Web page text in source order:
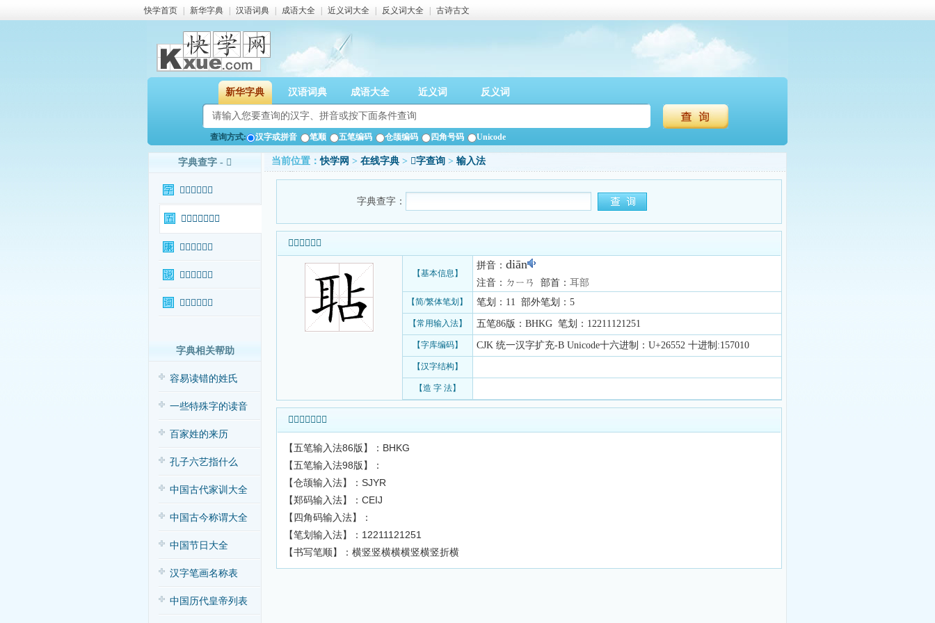
快学首页 新华字典 汉语词典 成语大全 近义词大全 反义词大全 古诗古文
新华字典 汉语词典 成语大全 近义词 反义词
查询方式: 汉字或拼音 笔顺 五笔编码 仓颉编码 四角号码 Unicode
字典查字 - 𦕒
𦕒字基本信息
𦕒字输入法查询
𦕒字康熙字典
𦕒字说文解字
𦕒字相关词语
字典相关帮助
容易读错的姓氏
一些特殊字的读音
百家姓的来历
孔子六艺指什么
中国古代家训大全
中国古今称谓大全
中国节日大全
汉字笔画名称表
中国历代皇帝列表
当前位置：快学网 > 在线字典 > 𦕒字查询 > 输入法
字典查字：
𦕒字基本信息
【基本信息】
拼音： diān
注音：ㄉㄧㄢ 部首： 耳部
【简/繁体笔划】 笔划：11 部外笔划：5
【常用输入法】 五笔86版：BHKG 笔划：12211121251
【字库编码】 CJK 统一汉字扩充-B Unicode十六进制：U+26552 十进制:157010
【汉字结构】
【造 字 法】
𦕒字输入法查询
【五笔输入法86版】：BHKG
【五笔输入法98版】：
【仓颉输入法】：SJYR
【郑码输入法】：CEIJ
【四角码输入法】：
【笔划输入法】：12211121251
【书写笔顺】：横竖竖横横横竖横竖折横